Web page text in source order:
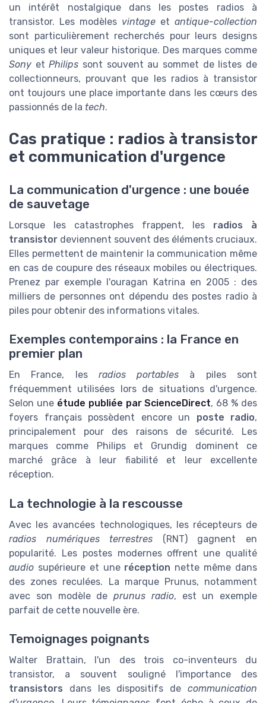
un intérêt nostalgique dans les postes radios à
transistor. Les modèles vintage et antique-collection
sont particulièrement recherchés pour leurs designs
uniques et leur valeur historique. Des marques comme
Sony etPhilips sont souvent au sommet de listes de
collectionneurs, prouvant que les radios à transistor
ont toujours une place importante dans les cœurs des
passionnés de la tech.
Cas pratique : radios à transistor
et communication d'urgence
La communication d'urgence : une bouée
de sauvetage
Lorsque les catastrophes frappent, les radios à
transistor deviennent souvent des éléments cruciaux.
Elles permettent de maintenir la communication même
en cas de coupure des réseaux mobiles ou électriques.
Prenez par exemple l'ouragan Katrina en 2005 : des
milliers de personnes ont dépendu des postes radio à
piles pour obtenir des informations vitales.
Exemples contemporains : la France en
premier plan
En France, les radios portables à piles sont
fréquemment utilisées lors de situations d'urgence.
Selon une étude publiée par ScienceDirect, 68 % des
foyers français possèdent encore un poste radio,
principalement pour des raisons de sécurité. Les
marques comme Philips et Grundig dominent ce
marché grâce à leur fiabilité et leur excellente
réception.
La technologie à la rescousse
Avec les avancées technologiques, les récepteurs de
radios numériques terrestres (RNT) gagnent en
popularité. Les postes modernes offrent une qualité
audio supérieure et une réception nette même dans
des zones reculées. La marque Prunus, notamment
avec son modèle de prunus radio, est un exemple
parfait de cette nouvelle ère.
Temoignages poignants
Walter Brattain, l'un des trois co-inventeurs du
transistor, a souvent souligné l'importance des
transistors dans les dispositifs de communication